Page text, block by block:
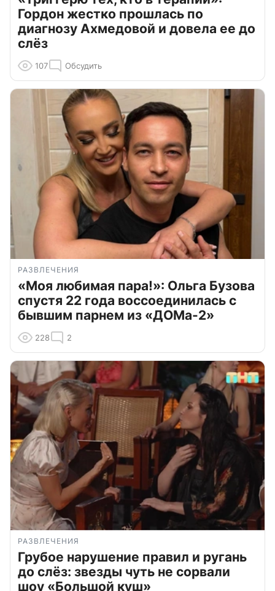
Гордон жестко прошлась по
диагнозу Ахмедовой и довела ее до
слёз
107 Обсудить
РАЗВЛЕЧЕНИЯ
«Моя любимая пара!»: Ольга Бузова
спустя 22 года воссоединилась с
бывшим парнем из «ДОМа-2»
228 2
РАЗВЛЕЧЕНИЯ
Грубое нарушение правил и ругань
до слёз: звезды чуть не сорвали
шоу «Большой куш»